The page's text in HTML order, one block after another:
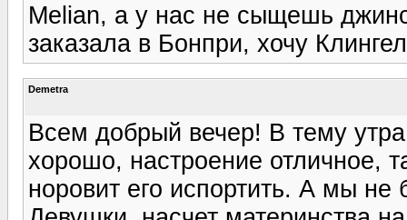
Melian, а у нас не сыщешь
заказала в Бонпри, хочу
Demetra
Всем добрый вечер! В тему
хорошо, настроение отличное,
норовит его испортить. А мы не